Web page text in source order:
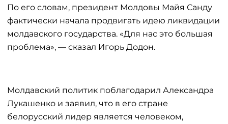
По его словам, президент Молдовы Майя Санду
фактически начала продвигать идею ликвидации
молдавского государства. «Для нас это большая
проблема», — сказал Игорь Додон.
Молдавский политик поблагодарил Александра
Лукашенко и заявил, что в его стране
белорусский лидер является человеком,